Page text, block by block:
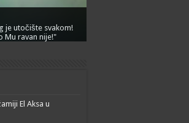
je utočište svakom!
Mu ravan nije!"
El Aksa u